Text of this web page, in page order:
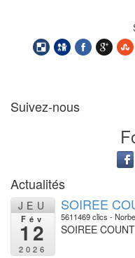
Suivez-nous
Actualités
JEU
Fév
12
2026
SOIREE
5611469 clics
SOIREE